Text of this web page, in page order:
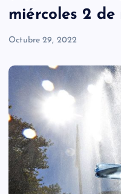
miércoles 2 de
Octubre 29, 2022